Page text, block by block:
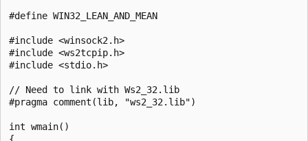
#define WIN32_LEAN_AND_MEAN
#include <winsock2.h>
#include <ws2tcpip.h>
#include <stdio.h>
// Need to link with Ws2_32.lib
#pragma comment(lib, "ws2_32.lib")
int wmain()
{